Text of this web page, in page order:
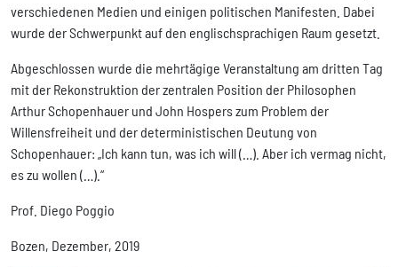
verschiedenen Medien und einigen politischen Manifesten. Dabei
wurde der Schwerpunkt auf den englischsprachigen Raum gesetzt.
Abgeschlossen wurde die mehrtägige Veranstaltung am dritten Tag
mit der Rekonstruktion der zentralen Position der Philosophen
Arthur Schopenhauer und John Hospers zum Problem der
Willensfreiheit und der deterministischen Deutung von
Schopenhauer: „Ich kann tun, was ich will (…). Aber ich vermag nicht,
es zu wollen (…).“
Prof. Diego Poggio
Bozen, Dezember, 2019